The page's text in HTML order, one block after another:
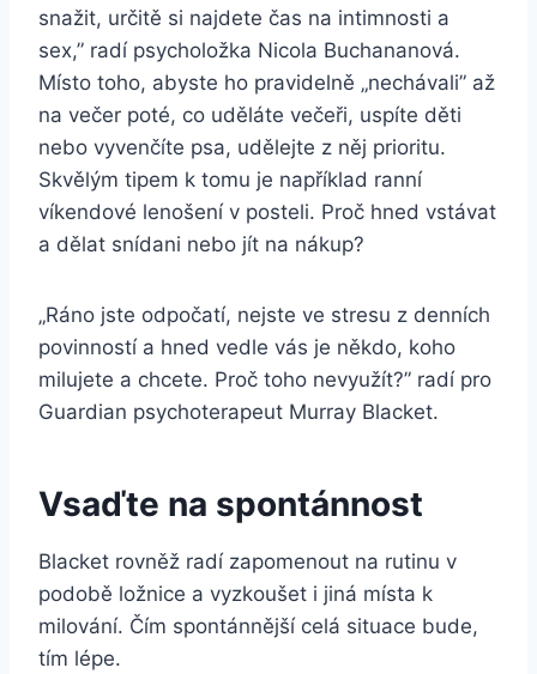
snažit, určitě si najdete čas na intimnosti a
sex,” radí psycholožka Nicola Buchananová.
Místo toho, abyste ho pravidelně „nechávali” až
na večer poté, co uděláte večeři, uspíte děti
nebo vyvenčíte psa, udělejte z něj prioritu.
Skvělým tipem k tomu je například ranní
víkendové lenošení v posteli. Proč hned vstávat
a dělat snídani nebo jít na nákup?
„Ráno jste odpočatí, nejste ve stresu z denních
povinností a hned vedle vás je někdo, koho
milujete a chcete. Proč toho nevyužít?” radí pro
Guardian psychoterapeut Murray Blacket.
Vsaďte na spontánnost
Blacket rovněž radí zapomenout na rutinu v
podobě ložnice a vyzkoušet i jiná místa k
milování. Čím spontánnější celá situace bude,
tím lépe.